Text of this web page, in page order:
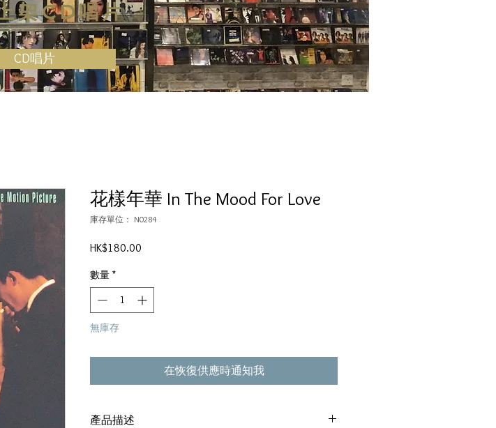
架CD唱片
CD唱片
花樣年華 In The Mood For Love
庫存單位： N0284
HK$180.00
數量 *
無庫存
在恢復供應時通知我
產品描述